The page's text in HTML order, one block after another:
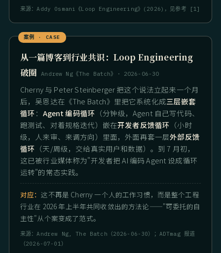
来源：Addy Osmani《Loop Engineering》(2026)，见参考 [1]
从一篇博客到行业共识：Loop Engineering
破圈
Andrew Ng《The Batch》· 2026-06-30
Cherny 与 Peter Steinberger 把这个说法立起来一个月
后，吴恩达在《The Batch》里把它系统化成三层嵌套
循环： Agent 编码循环 （分钟级，Agent 自己写代码、
跑测试、对着规格迭代）嵌在开发者反馈循环 （小时
级，人来审、来调方向）里面，外面再套一层外部反馈
循环 （天/周级，交给真实用户和数据）。到 7 月初，
这已被行业媒体称为"开发者把 AI 编码 Agent 设成循环
运转"的常态实践。
对应：这不再是 Cherny 一个人的工作习惯，而是整个工程
行业在 2026 年上半年共同收敛出的方法论——"可委托的自
主性"从个案变成了范式。
来源：Andrew Ng, The Batch（2026-06-30）；ADTmag 报道
（2026-07-01）